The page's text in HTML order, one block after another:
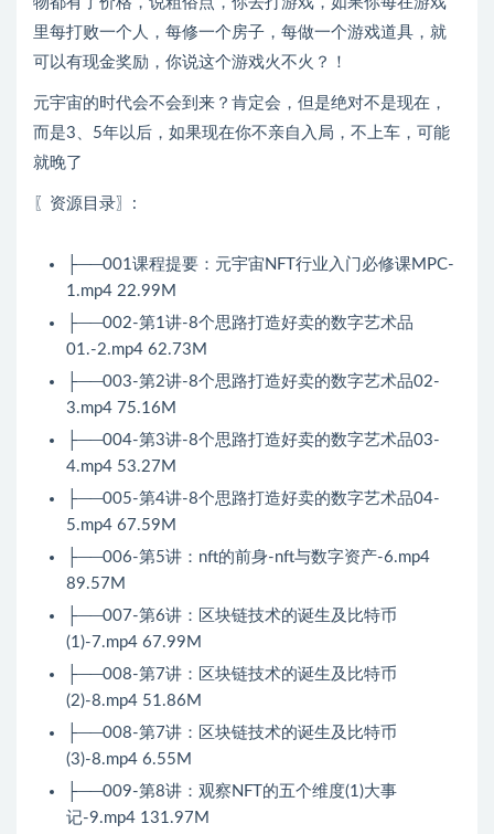
里每打败一个人，每修一个房子，每做一个游戏道具，就
可以有现金奖励，你说这个游戏火不火？！
元宇宙的时代会不会到来？肯定会，但是绝对不是现在，
而是3、5年以后，如果现在你不亲自入局，不上车，可能
就晚了
〖资源目录〗:
├──001课程提要：元宇宙NFT行业入门必修课MPC-
1.mp4 22.99M
├──002-第1讲-8个思路打造好卖的数字艺术品
01.-2.mp4 62.73M
├──003-第2讲-8个思路打造好卖的数字艺术品02-
3.mp4 75.16M
├──004-第3讲-8个思路打造好卖的数字艺术品03-
4.mp4 53.27M
├──005-第4讲-8个思路打造好卖的数字艺术品04-
5.mp4 67.59M
├──006-第5讲：nft的前身-nft与数字资产-6.mp4
89.57M
├──007-第6讲：区块链技术的诞生及比特币
(1)-7.mp4 67.99M
├──008-第7讲：区块链技术的诞生及比特币
(2)-8.mp4 51.86M
├──008-第7讲：区块链技术的诞生及比特币
(3)-8.mp4 6.55M
├──009-第8讲：观察NFT的五个维度(1)大事
记-9.mp4 131.97M